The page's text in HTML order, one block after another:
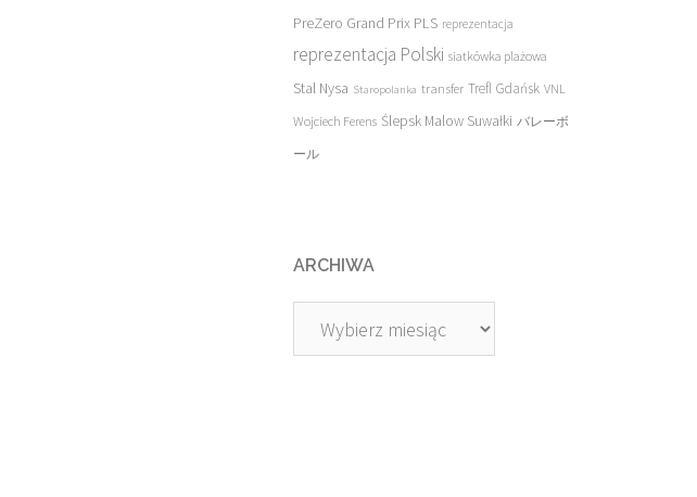
PreZero Grand Prix PLS reprezentacja
reprezentacja Polski siatkówka plażowa
Stal Nysa Staropolanka transfer Trefl Gdańsk VNL
Wojciech Ferens Ślepsk Malow Suwałki バレーボ
ール
ARCHIWA
Archiwa